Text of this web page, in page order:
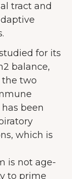
tract and
for its
balance,
two
been
which is
is not age-
to prime